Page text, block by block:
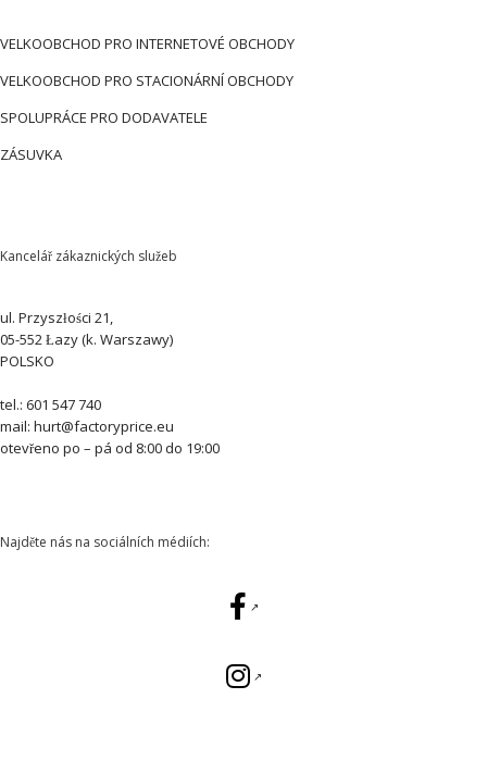
VELKOOBCHOD PRO INTERNETOVÉ OBCHODY
VELKOOBCHOD PRO STACIONÁRNÍ OBCHODY
SPOLUPRÁCE PRO DODAVATELE
ZÁSUVKA
Kancelář zákaznických služeb
ul. Przyszłości 21,
05-552 Łazy (k. Warszawy)
POLSKO
tel.: 601 547 740
mail: hurt@factoryprice.eu
otevřeno po – pá od 8:00 do 19:00
Najděte nás na sociálních médiích: